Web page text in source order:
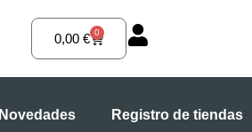
0,00 € 0
Carrito
Novedades Registro de tiendas